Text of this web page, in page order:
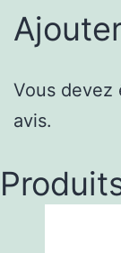
Vous devez
avis.